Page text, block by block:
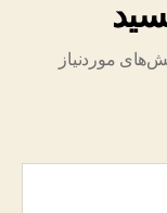
موردنیاز